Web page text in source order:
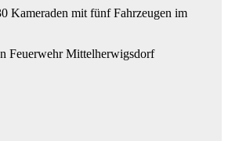
Kameraden mit fünf Fahrzeugen im
Feuerwehr Mittelherwigsdorf